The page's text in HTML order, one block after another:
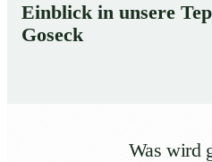
Einblick in unsere
Goseck
Was wird